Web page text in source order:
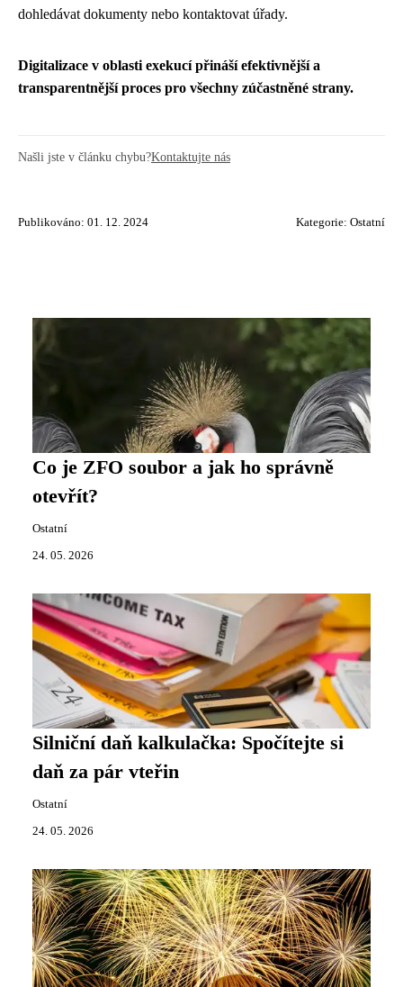
dohledávat dokumenty nebo kontaktovat úřady.
Digitalizace v oblasti exekucí přináší efektivnější a
transparentnější proces pro všechny zúčastněné strany.
Našli jste v článku chybu?Kontaktujte nás
Publikováno: 01. 12. 2024 Kategorie: Ostatní
Co je ZFO soubor a jak ho správně
otevřít?
Ostatní
24. 05. 2026
Silniční daň kalkulačka: Spočítejte si
daň za pár vteřin
Ostatní
24. 05. 2026